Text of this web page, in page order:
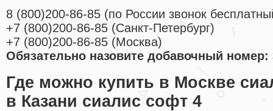
8 (800)200-86-85 (по России звонок
+7 (800)200-86-85 (Санкт-Петербург)
+7 (800)200-86-85 (Москва)
Обязательно назовите добавочный номер:
Где можно купить в Москве
в Казани сиалис софт 4